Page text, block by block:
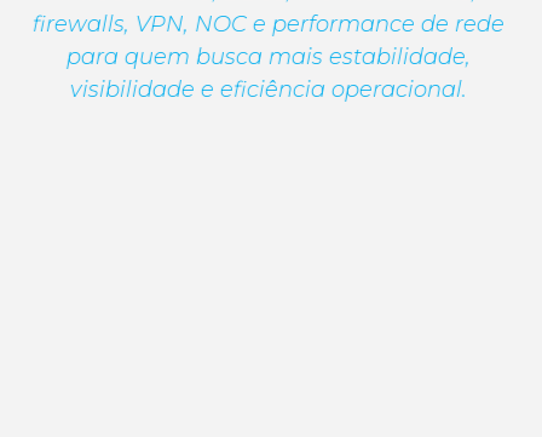
firewalls, VPN, NOC e performance de rede
para quem busca mais estabilidade,
visibilidade e eficiência operacional.